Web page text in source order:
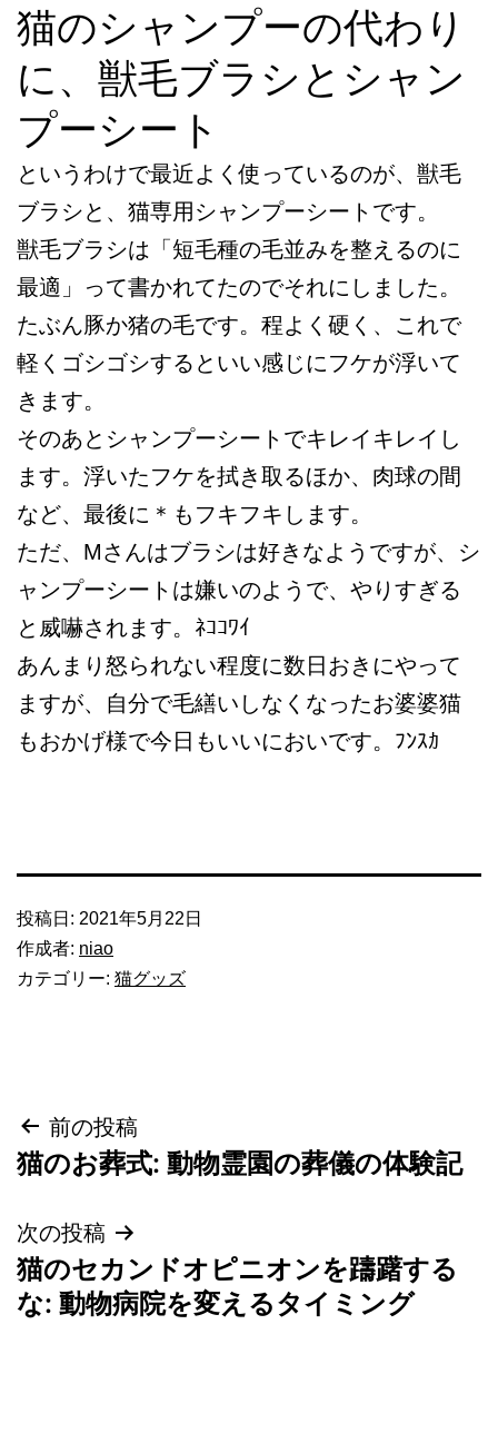
猫のシャンプーの代わり
に、獣毛ブラシとシャン
プーシート
というわけで最近よく使っているのが、獣毛
ブラシと、猫専用シャンプーシートです。
獣毛ブラシは「短毛種の毛並みを整えるのに
最適」って書かれてたのでそれにしました。
たぶん豚か猪の毛です。程よく硬く、これで
軽くゴシゴシするといい感じにフケが浮いて
きます。
そのあとシャンプーシートでキレイキレイし
ます。浮いたフケを拭き取るほか、肉球の間
など、最後に＊もフキフキします。
ただ、Mさんはブラシは好きなようですが、シ
ャンプーシートは嫌いのようで、やりすぎる
と威嚇されます。ﾈｺｺﾜｲ
あんまり怒られない程度に数日おきにやって
ますが、自分で毛繕いしなくなったお婆婆猫
もおかげ様で今日もいいにおいです。ﾌﾝｽｶ
投稿日: 2021年5月22日
作成者: niao
カテゴリー: 猫グッズ
投
稿
ナ
ビ
前の投稿
猫のお葬式: 動物霊園の葬儀の体験記
次の投稿
猫のセカンドオピニオンを躊躇する
な: 動物病院を変えるタイミング